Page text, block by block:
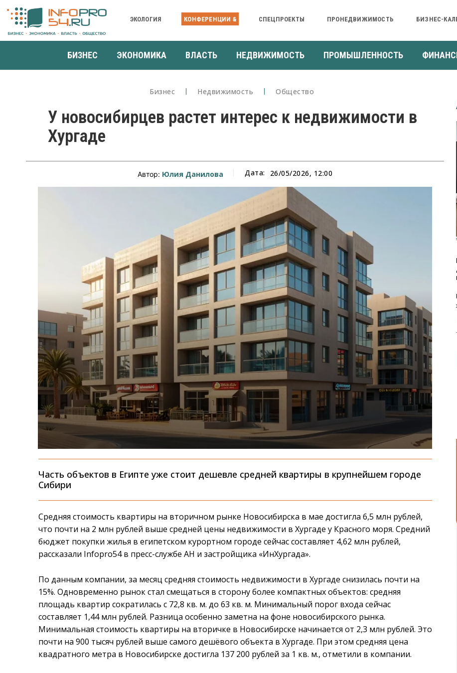
ЭКОЛОГИЯ КОНФЕРЕНЦИИ & СПЕЦПРОЕКТЫ ПРОНЕДВИЖИМОСТЬ БИЗНЕС-
БИЗНЕС ЭКОНОМИКА ВЛАСТЬ НЕДВИЖИМОСТЬ ПРОМЫШЛЕННОСТЬ
Бизнес Недвижимость Общество
У новосибирцев растет интерес к недвижимости в
Хургаде
Автор: Юлия Данилова Дата: 26/05/2026, 12:00
Часть объектов в Египте уже стоит дешевле средней квартиры в крупнейшем городе
Сибири
Средняя стоимость квартиры на вторичном рынке Новосибирска в мае достигла 6,5 млн рублей,
что почти на 2 млн рублей выше средней цены недвижимости в Хургаде у Красного моря. Средний
бюджет покупки жилья в египетском курортном городе сейчас составляет 4,62 млн рублей,
рассказали Infopro54 в пресс-службе АН и застройщика «ИнХургада».
По данным компании, за месяц средняя стоимость недвижимости в Хургаде снизилась почти на
15%. Одновременно рынок стал смещаться в сторону более компактных объектов: средняя
площадь квартир сократилась с 72,8 кв. м. до 63 кв. м. Минимальный порог входа сейчас
составляет 1,44 млн рублей. Разница особенно заметна на фоне новосибирского рынка.
Минимальная стоимость квартиры на вторичке в Новосибирске начинается от 2,3 млн рублей. Это
почти на 900 тысяч рублей выше самого дешёвого объекта в Хургаде. При этом средняя цена
квадратного метра в Новосибирске достигла 137 200 рублей за 1 кв. м., отметили в компании.